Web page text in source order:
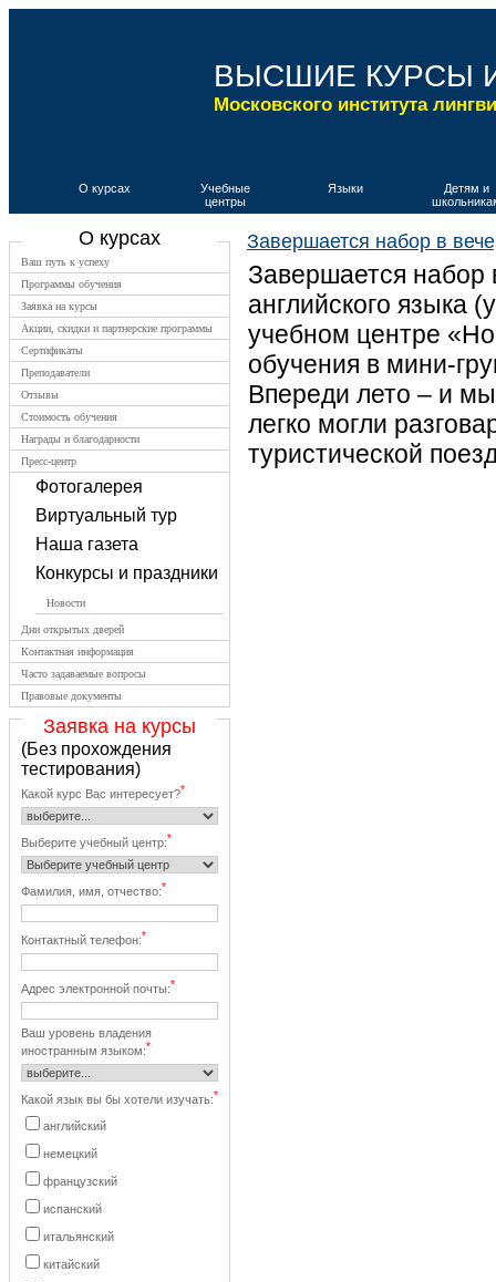
ВЫСШИЕ КУРСЫ
Московского института
О курсах
Учебные
центры
Языки
Детям и
О курсах
Ваш путь к успеху
Программы обучения
Заявка на курсы
Акции, скидки и партнерские программы
Сертификаты
Преподаватели
Отзывы
Стоимость обучения
Награды и благодарности
Пресс-центр
Фотогалерея
Виртуальный тур
Наша газета
Конкурсы и праздники
Новости
Дни открытых дверей
Контактная информация
Часто задаваемые вопросы
Правовые документы
Заявка на курсы
(Без прохождения
тестирования)
Какой курс Вас интересует?*
Выберите учебный центр:*
Фамилия, имя, отчество:*
Контактный телефон:*
Адрес электронной почты:*
Ваш уровень владения
иностранным языком:*
Какой язык вы бы хотели изучать:*
английский
немецкий
французский
испанский
итальянский
китайский
Завершается набор в
Завершается набор
английского языка
учебном центре
обучения в мини-
Впереди лето – и
легко могли
туристической